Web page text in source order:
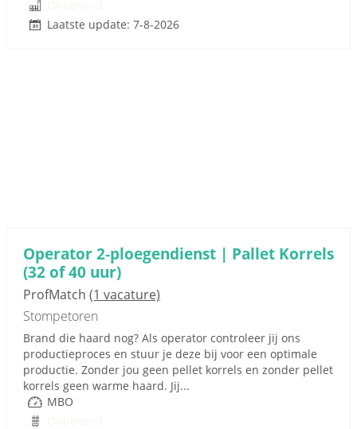
Laatste update: 7-8-2026
Operator 2-ploegendienst | Pallet Korrels
(32 of 40 uur)
ProfMatch (1 vacature)
Stompetoren
Brand die haard nog? Als operator controleer jij ons
productieproces en stuur je deze bij voor een optimale
productie. Zonder jou geen pellet korrels en zonder pellet
korrels geen warme haard. Jij...
MBO